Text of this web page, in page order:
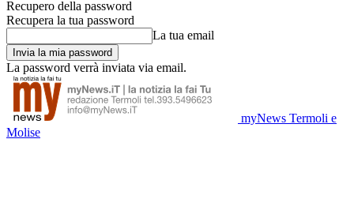
Recupero della password
Recupera la tua password
La tua email
La password verrà inviata via email.
myNews Termoli e
Molise